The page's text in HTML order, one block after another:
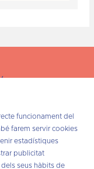
funcionament del
farem servir cookies
estadístiques
publicitat
seus hàbits de